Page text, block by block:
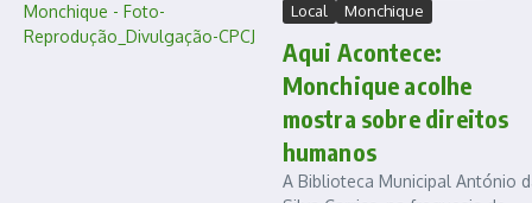
Local
Monchique
Aqui Acontece:
Monchique acolhe
mostra sobre direitos
humanos
A Biblioteca Municipal António